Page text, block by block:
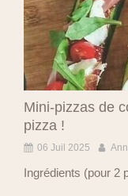
Mini-pizzas de
pizza !
06 Juil 2025
Ingrédients (pour 2